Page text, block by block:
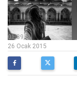
01:39
26 Ocak 2015